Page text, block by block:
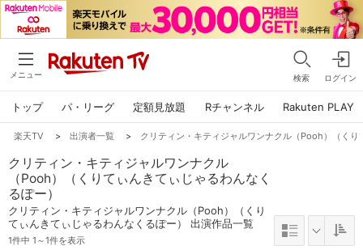
メニュー 検索 ログイン
トップ パ・リーグ 定額見放題 Rチャンネル Rakuten PLAY
楽天TV > 出演者一覧 > クリティン・キティジャルワンナクル（Pooh）（く
クリティン・キティジャルワンナクル
（Pooh）（くりてぃんきてぃじゃるわんなく
るぽー）
クリティン・キティジャルワンナクル（Pooh）（くり
てぃんきてぃじゃるわんなくるぽー） 出演作品一覧
1件中 1～1件を表示